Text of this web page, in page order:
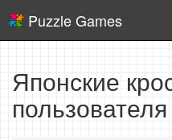
Puzzle Games
Японские